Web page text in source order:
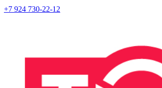
+7 924 730-22-12